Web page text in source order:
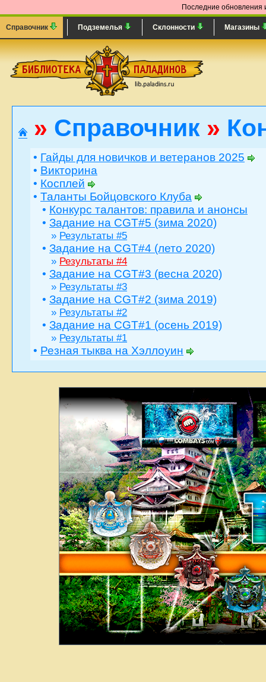
Последние обновления
Справочник Подземелья Склонности Магазины
» Справочник »
• Гайды для новичков и ветеранов 2025
• Викторина
• Косплей
• Таланты Бойцовского Клуба
• Конкурс талантов: правила и анонсы
• Задание на CGT#5 (зима 2020)
» Результаты #5
• Задание на CGT#4 (лето 2020)
» Результаты #4
• Задание на CGT#3 (весна 2020)
» Результаты #3
• Задание на CGT#2 (зима 2019)
» Результаты #2
• Задание на CGT#1 (осень 2019)
» Результаты #1
• Резная тыква на Хэллоуин